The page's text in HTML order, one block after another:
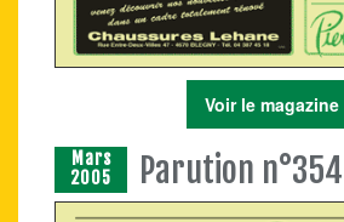
Voir le magazine
Mars
2005
Parution n°354